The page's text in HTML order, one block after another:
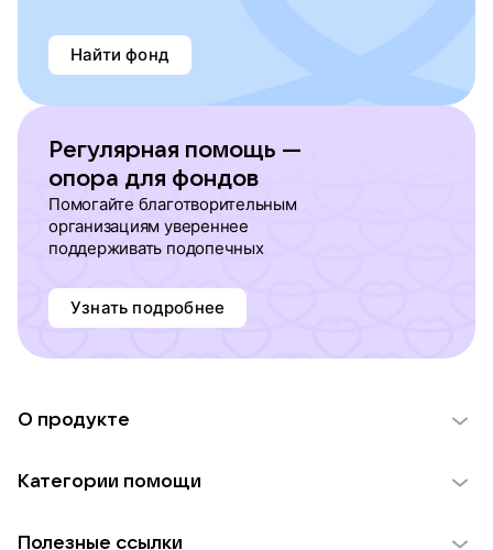
Найти фонд
Регулярная помощь —
опора для фондов
Помогайте благотворительным
организациям увереннее
поддерживать подопечных
Узнать подробнее
О продукте
Использование материалов
Категории помощи
Полезные ссылки